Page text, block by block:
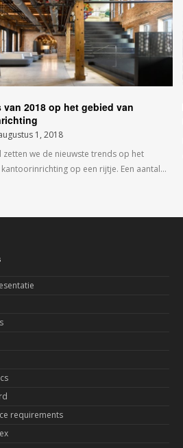
van 2018 op het gebied van
1, 2018
zetten we de nieuwste trends op het
op een rijtje. Een aantal…
requirements